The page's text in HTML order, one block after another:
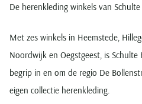
De herenkleding winkels van
Met zes winkels in Heemstede,
Noordwijk en Oegstgeest, is
begrip in en om de regio De
eigen collectie herenkleding.